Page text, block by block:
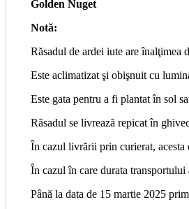
Golden Nuget
Notă:
Răsadul de ardei iute are înalţimea
Este aclimatizat şi obişnuit cu
Este gata pentru a fi plantat în sol
Răsadul se livrează repicat în
În cazul livrării prin curierat, acesta
În cazul în care durata transportului
Până la data de 15 martie 2025